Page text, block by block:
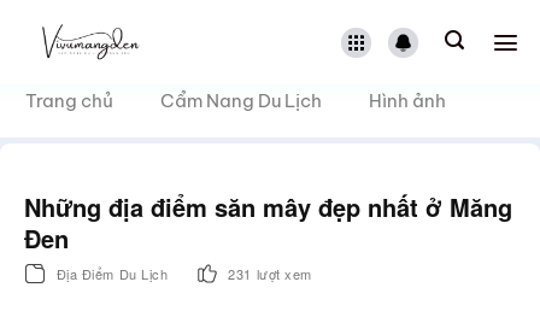
dungTrang chủ Cẩm Nang Du Lịch Hình ảnh
Những địa điểm săn mây đẹp nhất ở Măng
Đen
Địa Điểm Du Lịch 231 lượt xem